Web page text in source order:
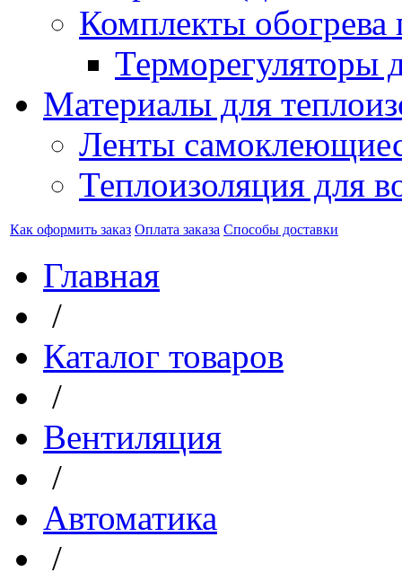
Комплекты обогрева
Терморегуляторы
Материалы для
Ленты
Теплоизоляция для
Как оформить заказ Оплата заказа Способы доставки
Главная
/
Каталог товаров
/
Вентиляция
/
Автоматика
/